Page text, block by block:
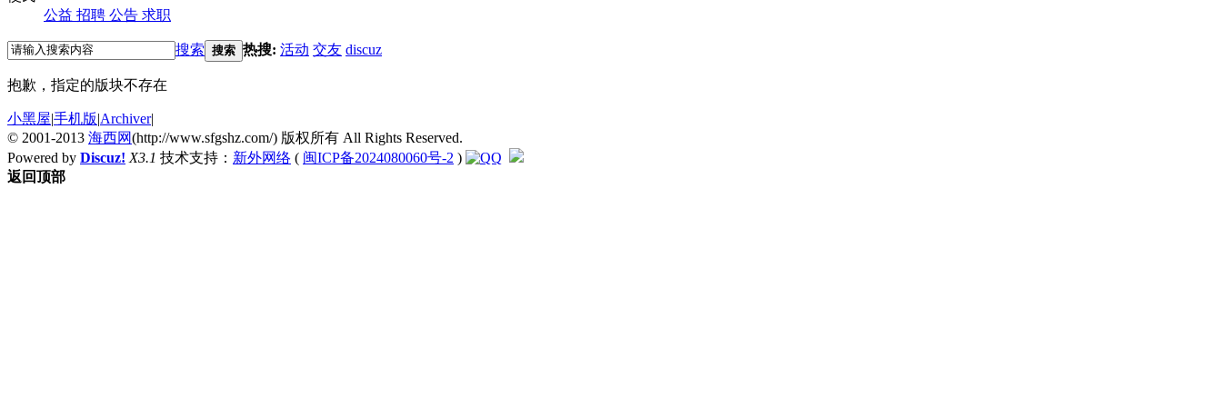
公益 招聘 公告 求职
搜索 搜索 热搜: 活动 交友 discuz
抱歉，指定的版块不存在
小黑屋|手机版|Archiver|
© 2001-2013 海西网(http://www.sfgshz.com/) 版权所有 All Rights Reserved.
Powered by Discuz! X3.1 技术支持： 新外网络 ( 闽ICP备2024080060号-2 )
返回顶部